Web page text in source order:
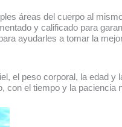
áreas del cuerpo al
y calificado para
ayudarles a tomar la
el peso corporal, la edad y
el tiempo y la